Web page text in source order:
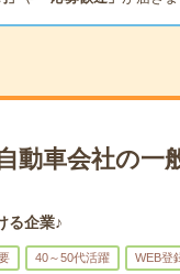
動車会社の一
る企業♪
40～50代活躍 WEB登